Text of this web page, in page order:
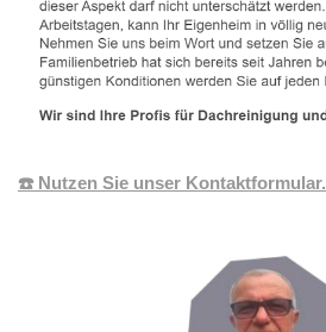
☎️ Nutzen Sie unser Kontaktformular.